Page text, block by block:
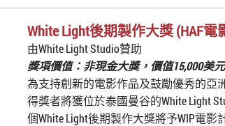
White Light後期製作大獎 (HAF電
由White Light Studio贊助
獎項價值：非現金大獎，價值15,000美元
為支持創新的電影作品及鼓勵優秀的亞
得獎者將獲位於泰國曼谷的White Light
個White Light後期製作大獎將予WIP電影